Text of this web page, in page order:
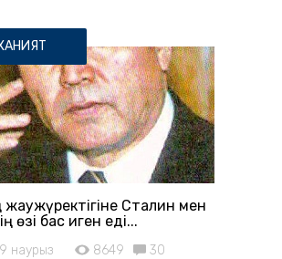
жаужүректігіне Сталин мен
өзі бас иген еді...
наурыз 8649 30